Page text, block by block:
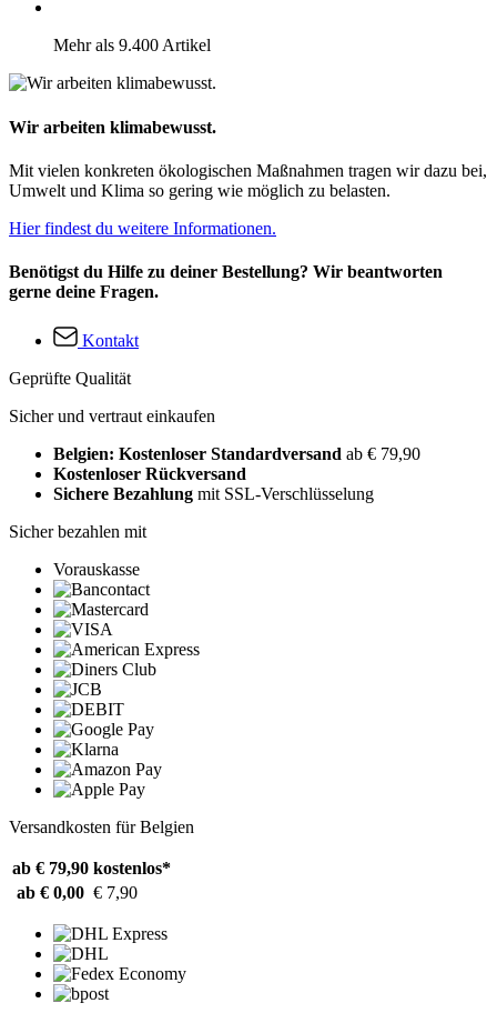
Mehr als 9.400 Artikel
Wir arbeiten klimabewusst.
Mit vielen konkreten ökologischen Maßnahmen tragen wir dazu bei,
Umwelt und Klima so gering wie möglich zu belasten.
Hier findest du weitere Informationen.
Benötigst du Hilfe zu deiner Bestellung? Wir beantworten
gerne deine Fragen.
Kontakt
Geprüfte Qualität
Sicher und vertraut einkaufen
Belgien: Kostenloser Standardversand ab € 79,90
Kostenloser Rückversand
Sichere Bezahlung mit SSL-Verschlüsselung
Sicher bezahlen mit
Vorauskasse
Versandkosten für Belgien
ab € 79,90 kostenlos*
ab € 0,00 € 7,90